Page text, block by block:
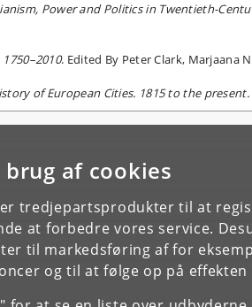
af cookies
tredjepartsprodukter til at
at forbedre vores service.
til markedsføring af for
og til at følge op på effekten
Power and Politics in Twentieth-
. Edited By Peter Clark, Marjaana
of European Cities. 1815 to the present.